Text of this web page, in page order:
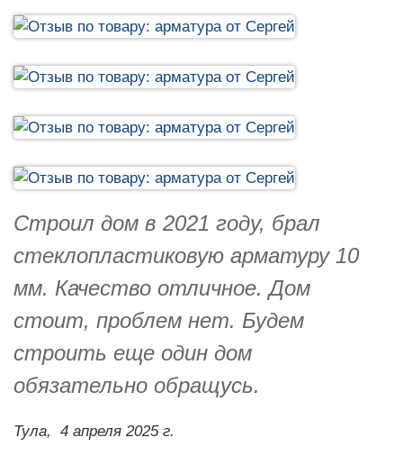
Строил дом в 2021 году, брал
стеклопластиковую арматуру 10
мм. Качество отличное. Дом
стоит, проблем нет. Будем
строить еще один дом
обязательно обращусь.
Тула, 4 апреля 2025 г.